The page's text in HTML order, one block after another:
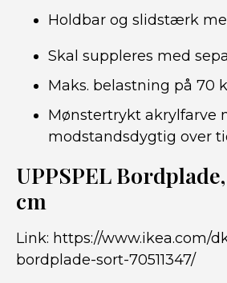
Holdbar og slidstærk
Skal suppleres med
Maks. belastning på 70
Mønstertrykt akrylfarve
modstandsdygtig over
UPPSPEL
cm
Link: https://www.ikea.com/
bordplade-sort-70511347/